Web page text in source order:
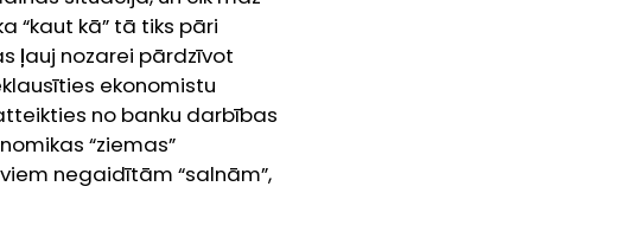
“kaut kā” tā tiks pāri
ļauj nozarei pārdzīvot
ekonomistu
no banku darbības
“ziemas”
negaidītām “salnām”,